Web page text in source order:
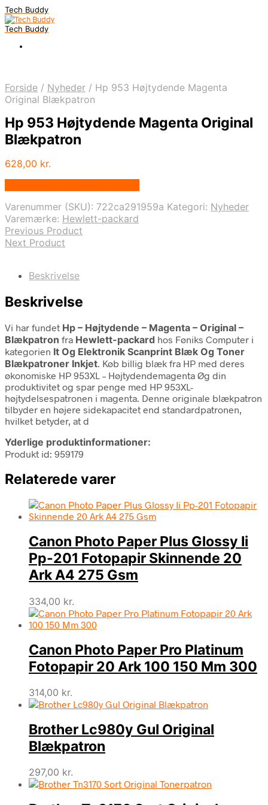
Tech Buddy
Tech Buddy
Forside / Nyheder / Hp 953 Højtydende Magenta
Original Blækpatron
Hp 953 Højtydende Magenta Original
Blækpatron
628,00 kr.
Varenummer (SKU): 722ca291959a Kategori: Nyheder
Varemærke: Hewlett-packard
Previous Product
Next Product
Beskrivelse
Beskrivelse
Vi har fundet Hp – Højtydende – Magenta – Original –
Blækpatron fra Hewlett-packard hos Føniks Computer i
kategorien It Og Elektronik Scanprint Blæk Og Toner
Blækpatroner Inkjet. Køb billig blæk fra HP med deres
økonomiske HP 953XL – Højtydendemagenta Øg din
produktivitet og spar penge med HP 953XL-
højtydelsespatronen i magenta. Denne originale blækpatron
tilbyder en højere sidekapacitet end standardpatronen,
hvilket betyder, at d
Yderlige produktinformationer:
Produkt id: 959179
Relaterede varer
Canon Photo Paper Plus Glossy Ii
Pp-201 Fotopapir Skinnende 20
Ark A4 275 Gsm
334,00 kr.
Canon Photo Paper Pro Platinum
Fotopapir 20 Ark 100 150 Mm 300
314,00 kr.
Brother Lc980y Gul Original
Blækpatron
297,00 kr.